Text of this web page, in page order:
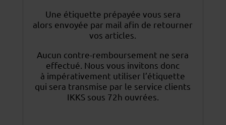
Une étiquette prépayée vous sera
alors envoyée par mail afin de retourner
vos articles.
Aucun contre-remboursement ne sera
effectué. Nous vous invitons donc
à impérativement utiliser l’étiquette
qui sera transmise par le service clients
IKKS sous 72h ouvrées.